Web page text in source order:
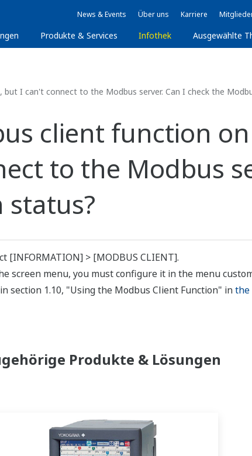
News & Events Über uns Karriere
Produkte & Services Infothek Ausgewählte
I can't connect to the Modbus server. Can I check the
client function on
to the Modbus
[INFORMATION] > [MODBUS CLIENT].
screen menu, you must configure it in the menu
section 1.10, "Using the Modbus Client Function" inthe
Produkte & Lösungen